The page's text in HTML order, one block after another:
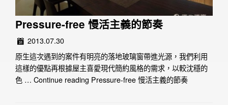
Pressure-free 慢活主義的節奏
2013.07.30
原生這次遇到的案件有明亮的落地玻璃窗帶進光源，我們利用
這樣的優點再根據屋主喜愛現代簡約風格的需求，以較沈穩的
色 … Continue reading Pressure-free 慢活主義的節奏